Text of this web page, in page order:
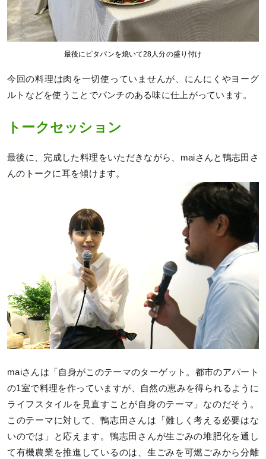
最後にピタパンを焼いて28人分の盛り付け
今回の料理は肉を一切使っていませんが、にんにくやヨーグ
ルトなどを使うことでパンチのある味に仕上がっています。
トークセッション
最後に、完成した料理をいただきながら、maiさんと鴨志田さ
んのトークに耳を傾けます。
maiさんは「自身がこのテーマのターゲット。都市のアパート
の1室で料理を作っていますが、自然の恵みを得られるように
ライフスタイルを見直すことが自身のテーマ」なのだそう。
このテーマに対して、鴨志田さんは「難しく考える必要はな
いのでは」と応えます。鴨志田さんが生ごみの堆肥化を通し
て有機農業を推進しているのは、生ごみを可燃ごみから分離